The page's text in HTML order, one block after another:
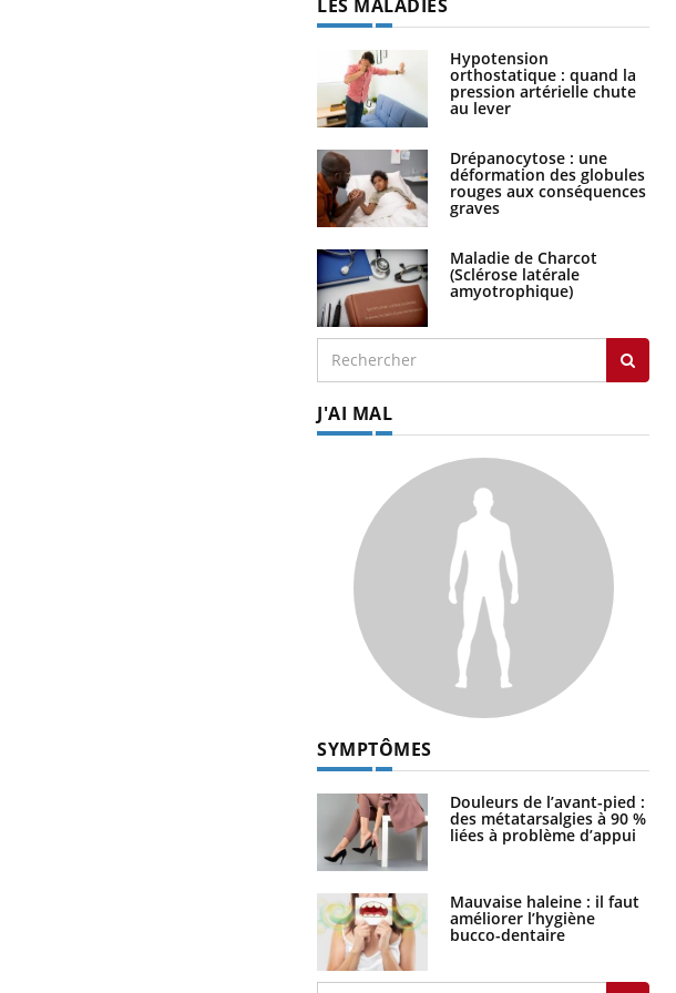
LES MALADIES
Hypotension
orthostatique : quand la
pression artérielle chute
au lever
Drépanocytose : une
déformation des globules
rouges aux conséquences
graves
Maladie de Charcot
(Sclérose latérale
amyotrophique)
J'AI MAL
SYMPTÔMES
Douleurs de l’avant-pied :
des métatarsalgies à 90 %
liées à problème d’appui
Mauvaise haleine : il faut
améliorer l’hygiène
bucco-dentaire